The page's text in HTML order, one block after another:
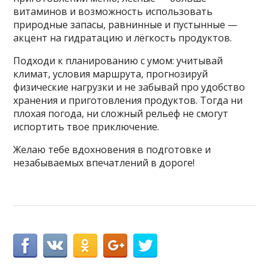
витаминов и возможность использовать
природные запасы, равнинные и пустынные —
акцент на гидратацию и лёгкость продуктов.
Подходи к планированию с умом: учитывай
климат, условия маршрута, прогнозируй
физические нагрузки и не забывай про удобство
хранения и приготовления продуктов. Тогда ни
плохая погода, ни сложный рельеф не смогут
испортить твое приключение.
Желаю тебе вдохновения в подготовке и
незабываемых впечатлений в дороге!